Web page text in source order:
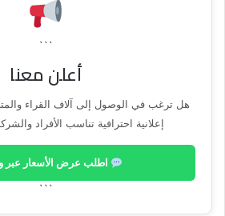
```
أعلن معنا
هل ترغب في الوصول إلى آلاف القراء
إعلانية احترافية تناسب الأفراد
اطلب عرض الأسعار عبر
```